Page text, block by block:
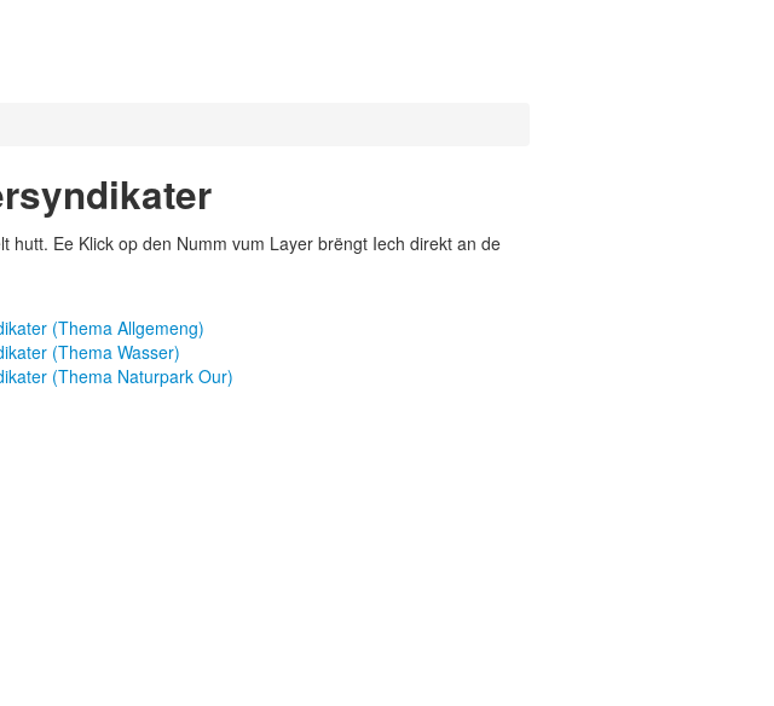
Ee Klick op den Numm vum Layer brëngt Iech direkt an de
(Thema Allgemeng)
(Thema Wasser)
(Thema Naturpark Our)